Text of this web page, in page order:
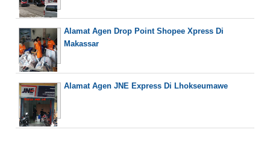
Alamat Agen Drop Point Shopee Xpress Di
Makassar
Alamat Agen JNE Express Di Lhokseumawe